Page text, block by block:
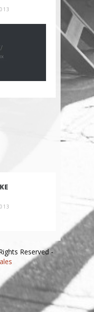
Reserved -